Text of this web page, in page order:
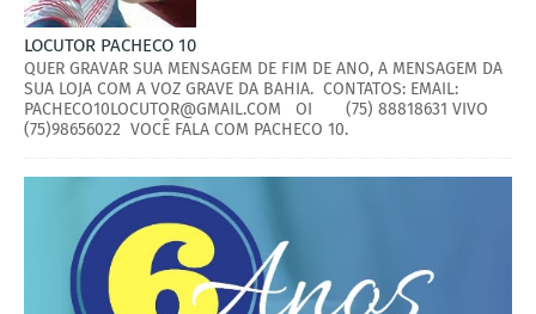
LOCUTOR PACHECO 10
QUER GRAVAR SUA MENSAGEM DE FIM DE ANO, A MENSAGEM DA
SUA LOJA COM A VOZ GRAVE DA BAHIA. CONTATOS: EMAIL:
PACHECO10LOCUTOR@GMAIL.COM OI (75) 88818631 VIVO
(75)98656022 VOCÊ FALA COM PACHECO 10.